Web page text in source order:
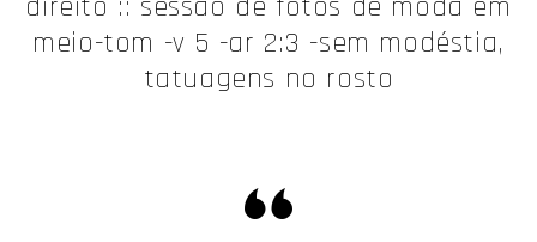
direito :: sessão de fotos de moda em
meio-tom -v 5 -ar 2:3 -sem modéstia,
tatuagens no rosto